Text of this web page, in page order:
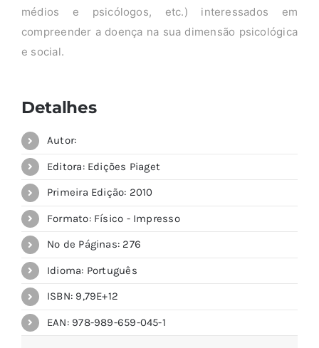
médios e psicólogos, etc.) interessados em
compreender a doença na sua dimensão psicológica
e social.
Detalhes
Autor:
Editora: Edições Piaget
Primeira Edição: 2010
Formato: Físico - Impresso
Nº de Páginas: 276
Idioma: Português
ISBN: 9,79E+12
EAN: 978-989-659-045-1